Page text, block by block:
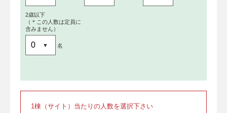
2歳以下
（＊この人数は定員に
含みません）
名
1棟（サイト）当たりの人数を選択下さい